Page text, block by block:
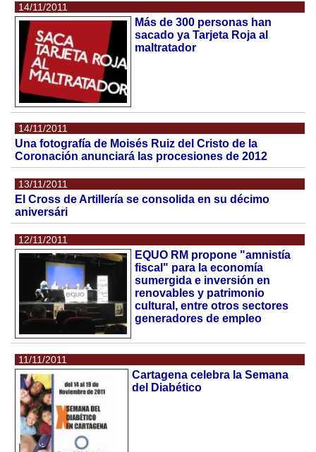
14/11/2011
Más de 300 personas han
sacado ya Tarjeta Roja al
maltratador
14/11/2011
Una fotografía de Moisés Ruiz del Cristo de la
Coronación anunciará las procesiones de 2012
13/11/2011
El Cross de Artillería se consolida en su décimo
aniversári
12/11/2011
EQUO RM propone "amnistía
fiscal" para la economía
sumergida e inversión en
renovables y patrimonio
cultural, entre otros sectores
generadores de empleo
11/11/2011
Cartagena celebra la Semana
del Diabético